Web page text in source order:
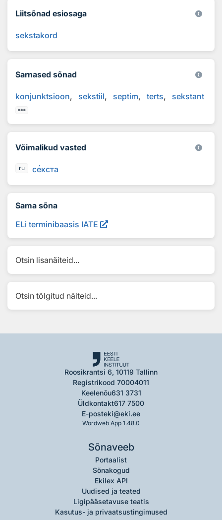
Liitsõnad esiosaga
sekstakord
Sarnased sõnad
konjunktsioon sekstiil septim terts sekstant
Võimalikud vasted
ru секста
Sama sõna
ELi terminibaasis IATE
Otsin lisanäiteid...
Otsin tõlgitud näiteid...
Roosikrantsi 6, 10119 Tallinn
Registrikood 70004011
Keelenõu631 3731
Üldkontakt617 7500
E-posteki@eki.ee
Wordweb App 1.48.0
Sõnaveeb
Portaalist
Sõnakogud
Ekilex API
Uudised ja teated
Ligipääsetavuse teatis
Kasutus- ja privaatsustingimused